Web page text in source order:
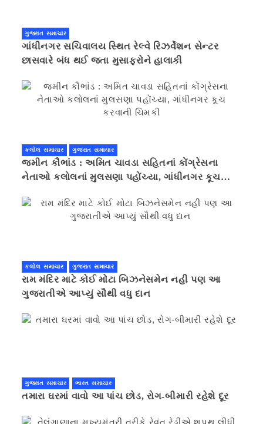
ગુજરાત સમાચાર
ગાંધીનગર સચિવાલય સ્થિત રેલ્વે રિઝર્વેશન સેન્ટર
છાસવારે બંધ થઈ જતા મુસાફરોને હાલાકી
કલોલ સમાચાર ગુજરાત સમાચાર
જમીન કૌભાંડ : અમિત ચાવડા સહિતનાં કોંગ્રેસના
નેતાઓ કલોલનાં મુલસણા પહોંચ્યા, ગાંધીનગર કૂચ
કલોલ સમાચાર ગુજરાત સમાચાર
રામ મંદિર માટે કોઈ મોટા બિઝનેસમેન નહી પણ આ
ગુજરાતીએ આપ્યું સૌથી વધુ દાન
ગુજરાત સમાચાર ભારત સમાચાર
તમારા ઘરમાં વાવો આ પાંચ છોડ, રોગ-બીમારી રહેશે દૂર